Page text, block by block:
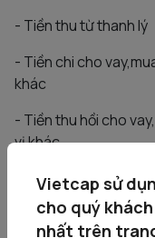
- Tiền thu từ thanh lý
- Tiền chi cho
khác
- Tiền thu hồi cho
vị khác
Lưu chuyển
Vietcap sử
cho quý
nhất trên